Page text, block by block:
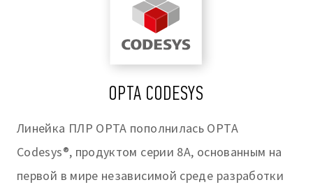
OPTA CODESYS
Линейка ПЛР OPTA пополнилась OPTA
Codesys®, продуктом серии 8A, основанным на
первой в мире независимой среде разработки